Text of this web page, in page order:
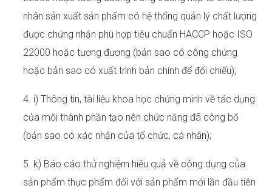
nhân sản xuất sản phẩm có hệ thống quản lý chất lượng
được chứng nhận phù hợp tiêu chuẩn HACCP hoặc ISO
22000 hoặc tương đương (bản sao có công chứng
hoặc bản sao có xuất trình bản chính để đối chiếu);
4. i) Thông tin, tài liệu khoa học chứng minh về tác dụng
của mỗi thành phần tạo nên chức năng đã công bố
(bản sao có xác nhận của tổ chức, cá nhân);
5. k) Báo cáo thử nghiệm hiệu quả về công dụng của
sản phẩm thực phẩm đối với sản phẩm mới lần đầu tiên